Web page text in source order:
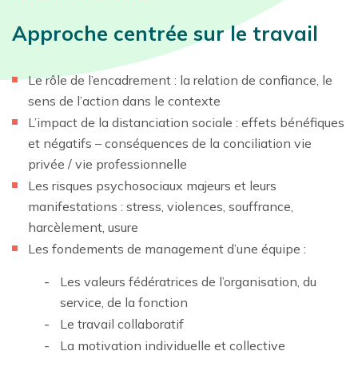
Approche centrée sur le travail
Le rôle de l’encadrement : la relation de confiance, le
sens de l’action dans le contexte
L’impact de la distanciation sociale : effets bénéfiques
et négatifs – conséquences de la conciliation vie
privée / vie professionnelle
Les risques psychosociaux majeurs et leurs
manifestations : stress, violences, souffrance,
harcèlement, usure
Les fondements de management d’une équipe :
Les valeurs fédératrices de l’organisation, du
service, de la fonction
Le travail collaboratif
La motivation individuelle et collective